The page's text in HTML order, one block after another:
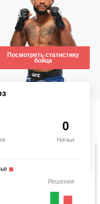
Посмотреть статистику
бойца
0
Ничьи
Решения